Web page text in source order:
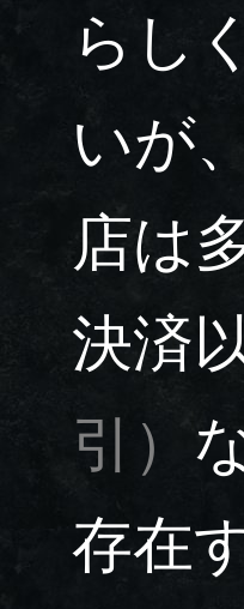
らし
いが
店は
決済
引）
存在